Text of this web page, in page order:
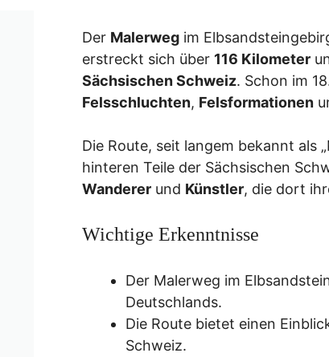
Der Malerweg im
erstreckt sich über 116 Kilometer
Sächsischen Schweiz. Schon im
Felsschluchten, Felsformationen
Die Route, seit langem bekannt als
hinteren Teile der Sächsischen
Wanderer und Künstler, die dort
Wichtige Erkenntnisse
Der Malerweg im
Deutschlands.
Die Route bietet einen
Schweiz.